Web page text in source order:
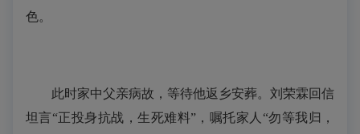
色。
此时家中父亲病故，等待他返乡安葬。刘荣霖回信
坦言“正投身抗战，生死难料”，嘱托家人“勿等我归，